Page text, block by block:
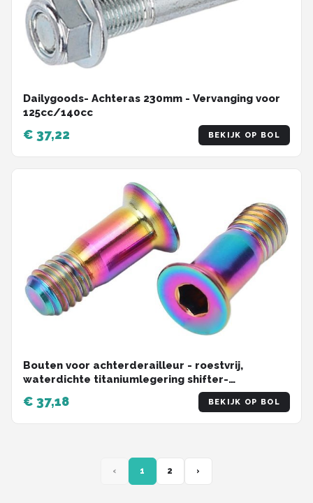
Dailygoods- Achteras 230mm - Vervanging voor
125cc/140cc
€ 37,22 BEKIJK OP BOL
Bouten voor achterderailleur - roestvrij,
waterdichte titaniumlegering shifter-
geleiderrol-schroef - lichtgewicht
geleidewielbouten voor mountain-road-fiets
€ 37,18 BEKIJK OP BOL
‹ 1 2 ›